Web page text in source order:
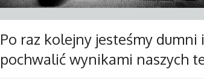
Po raz kolejny jesteśmy dumni
pochwalić wynikami naszych